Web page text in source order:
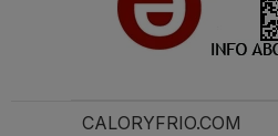
CALORYFRIO.COM